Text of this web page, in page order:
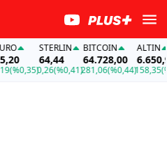
STERLIN
64,44
0,26(%0,41)
BITCOIN
64.728,00
281,06(%0,44)
ALTIN
6.650,93
158,35(%2,44)-